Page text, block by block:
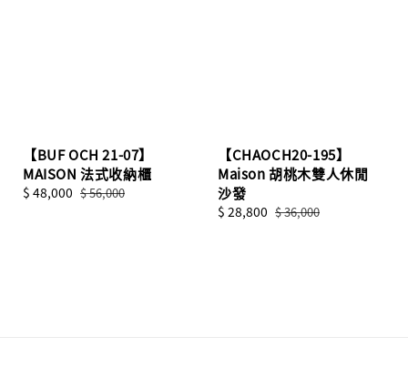
【BUF OCH 21-07】
MAISON 法式收納櫃
Sale
$ 48,000 Regular
$ 56,000
【CHAOCH20-195】
Maison 胡桃木雙人休閒
沙發
Sale
$ 28,800 Regular
$ 36,000